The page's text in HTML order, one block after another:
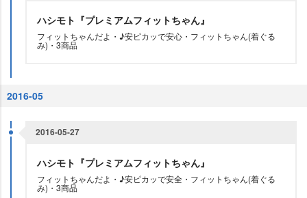
ハシモト『プレミアムフィットちゃん』
フィットちゃんだよ・♪安ピカッで安心・フィットちゃん(着ぐる
み)・3商品
2016-05
2016-05-27
ハシモト『プレミアムフィットちゃん』
フィットちゃんだよ・♪安ピカッで安全・フィットちゃん(着ぐる
み)・3商品